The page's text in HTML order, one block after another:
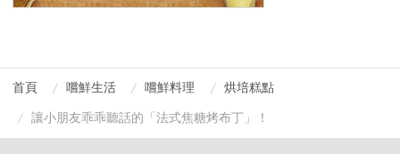
首頁 嚐鮮生活 嚐鮮料理
烘培糕點
讓小朋友乖乖聽話的「法式焦糖烤布丁」！